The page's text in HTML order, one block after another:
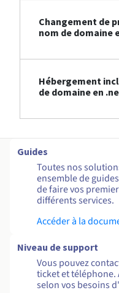
Changement de
nom de domaine
Hébergement
de domaine en
Guides
Toutes nos
ensemble de
de faire vos
différents services.
Accéder à la
Niveau de support
Vous pouvez
ticket et téléphone.
selon vos besoins